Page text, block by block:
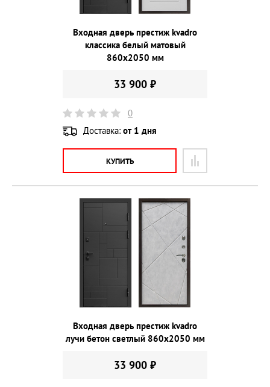
Входная дверь престиж kvadro
классика белый матовый
860х2050 мм
33 900 ₽
0
Доставка: от 1 дня
КУПИТЬ
Входная дверь престиж kvadro
лучи бетон светлый 860х2050 мм
33 900 ₽